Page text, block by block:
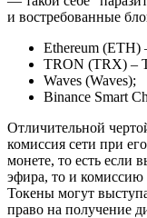
и востребованные
Ethereum (ETH)
TRON (TRX) –
Waves (Waves);
Binance Smart
Отличительной
комиссия сети при
монете, то есть если
эфира, то и комиссию
Токены могут
право на получение